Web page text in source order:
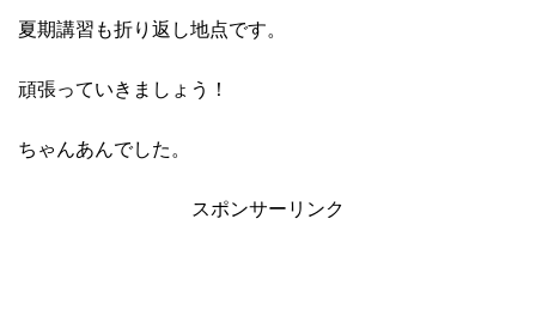
夏期講習も折り返し地点です。
頑張っていきましょう！
ちゃんあんでした。
スポンサーリンク